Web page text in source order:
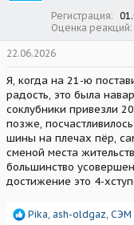
Регистрация
Оценка реакций
22.06.2026
Я, когда на 21-ю
радость, это была
соклубники привезли
позже,
шины на плечах пёр,
сменой места
большинство
достижение это 4-
Р
Pika ash-oldgaz СЭМ